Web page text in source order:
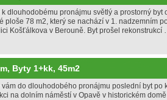
k dlouhodobému pronájmu světlý a prostorný byt
ploše 78 m2, který se nachází v 1. nadzemním
Košťálkova v Berouně. Byt prošel
Byty 1+kk, 45m2
vám do dlouhodobého pronájmu poslední byt po
na dolním náměstí v Opavě v historickém